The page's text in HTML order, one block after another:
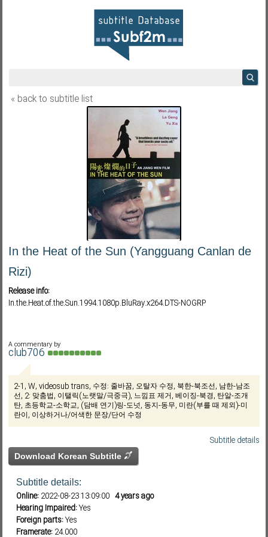
Subf2m 3.0
« back to subtitle list
In the Heat of the Sun (Yangguang Canlan de
Rizi)
Release info:
In.the.Heat.of.the.Sun.1994.1080p.BluRay.x264.DTS-NOGRP
A commentary by
club706
2-1, W, videosub trans, 수정: 줄바꿈, 오탈자 수정, 북한-북조선, 남한-남조
선, 2: 맞춤법, 이탤릭(노랫말/극중극), 느낌표 제거, 베이징-북경, 탄알-조개
탄, 초등학교-소학교, (담배 연기)링-도넛, 동지-동무, 미란(부를 때 제외)-미
란이, 이상하거나/어색한 문장/단어 수정
Subtitle details
Download Korean Subtitle
Subtitle details:
Online: 2022-08-23 13:09:00 4 years ago
Hearing Impaired:Yes
Foreign parts:Yes
Framerate: 24.000